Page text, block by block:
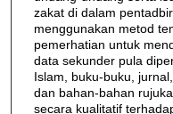
zakat di dalam
menggunakan metod
pemerhatian untuk
data sekunder pula
Islam, buku-buku,
dan bahan-bahan
secara kualitatif